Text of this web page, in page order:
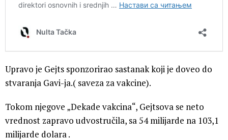
Upravo je Gejts sponzorirao sastanak koji je doveo do
stvaranja Gavi-ja.( saveza za vakcine).
Tokom njegove „Dekade vakcina“, Gejtsova se neto
vrednost zapravo udvostručila, sa 54 milijarde na 103,1
milijarde dolara .